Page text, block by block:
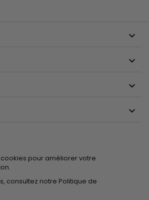




pour améliorer votre
consultez notre Politique de